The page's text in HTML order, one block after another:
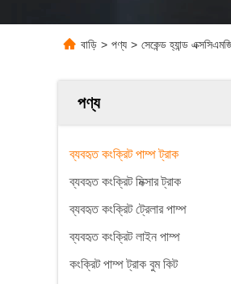
বাড়ি > পণ্য > সেকেন্ড হ্যান্ড
পণ্য
ব্যবহৃত কংক্রিট পাম্প ট্রাক
ব্যবহৃত কংক্রিট মিক্সার ট্রাক
ব্যবহৃত কংক্রিট ট্রেলার পাম্প
ব্যবহৃত কংক্রিট লাইন পাম্প
কংক্রিট পাম্প ট্রাক বুম কিট